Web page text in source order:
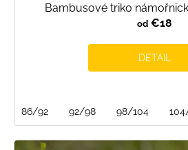
Bambusové triko
od€18
DETAIL
86/92 92/98 98/104